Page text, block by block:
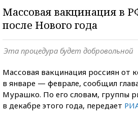
Массовая вакцинация в
после Нового года
Эта процедура будет добровольной
Массовая вакцинация россиян от
в январе — феврале, сообщил
Мурашко. По его словам, группы
в декабре этого года, передает